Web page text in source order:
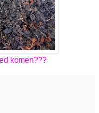
komen???